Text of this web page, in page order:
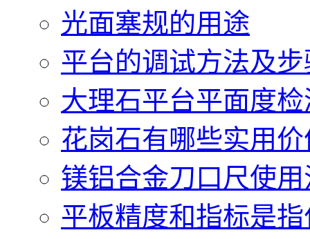
光面塞规的用途
平台的调试方法及步
大理石平台平面度
花岗石有哪些实用价
镁铝合金刀口尺使
平板精度和指标是